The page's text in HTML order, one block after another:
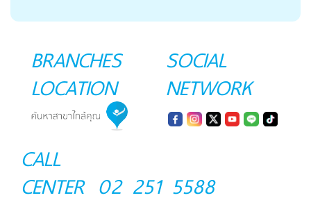
BRANCHES
LOCATION
SOCIAL
NETWORK
CALL
CENTER 02 251 5588